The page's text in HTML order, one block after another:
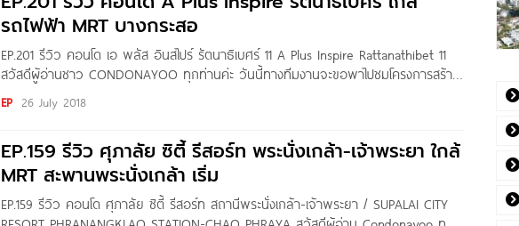
รถไฟฟ้า MRT บางกระสอ
EP.201 รีวิว คอนโด เอ พลัส อินสไปร์ รัตนาธิเบศร์ 11 A Plus Inspire Rattanathibet 11
สวัสดีผู้อ่านชาว CONDONAYOO ทุกท่านค่ะ วันนี้ทางทีมงานจะขอพาไปชมโครงการสร้าง
เสร็จพร้อมอยู่ คอนโด A Plus Inspire Rattanathibet 11 จาก A Plus Real Estate
บรรยากาศสงบ มีความเป็นส่วนตัว ตั้งอยู่ภายในซอยรัตนาธิเบศร์
EP 26 July 2018
EP.159 รีวิว ศุภาลัย ซิตี้ รีสอร์ท พระนั่งเกล้า-เจ้าพระยา ใกล้
MRT สะพานพระนั่งเกล้า เริ่ม
EP.159 รีวิว คอนโด ศุภาลัย ซิตี้ รีสอร์ท สถานีพระนั่งเกล้า-เจ้าพระยา / SUPALAI CITY